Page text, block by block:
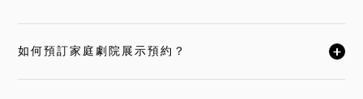
如何預訂家庭劇院展示預約？
按一下後可展開描述內容並繼續閱讀